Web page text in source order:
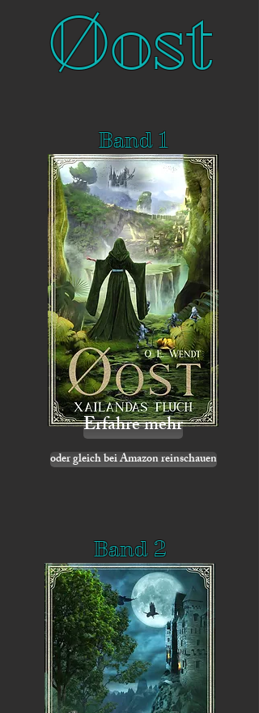
​Øost
Band 1
Erfahre mehr
oder gleich bei Amazon reinschauen
Band 2